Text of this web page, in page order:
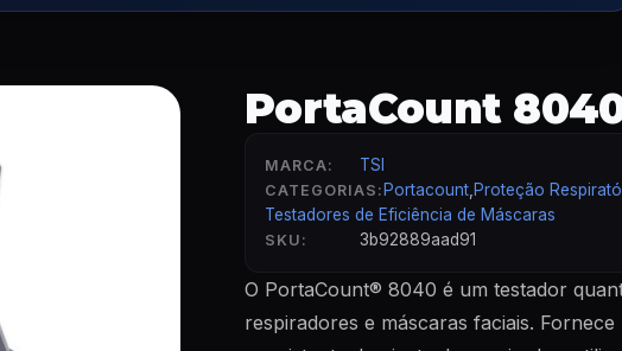
PortaCount
MARCA: TSI
CATEGORIAS: Portacount Proteção
Testadores de Eficiência de Máscaras
SKU: 3b92889aad91
O PortaCount® 8040 é um testador
respiradores e máscaras faciais.